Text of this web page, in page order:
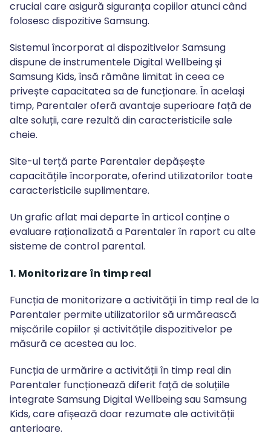
crucial care asigură siguranța copiilor atunci când
folosesc dispozitive Samsung.
Sistemul încorporat al dispozitivelor Samsung
dispune de instrumentele Digital Wellbeing și
Samsung Kids, însă rămâne limitat în ceea ce
privește capacitatea sa de funcționare. În același
timp, Parentaler oferă avantaje superioare față de
alte soluții, care rezultă din caracteristicile sale
cheie.
Site-ul terță parte Parentaler depășește
capacitățile încorporate, oferind utilizatorilor toate
caracteristicile suplimentare.
Un grafic aflat mai departe în articol conține o
evaluare raționalizată a Parentaler în raport cu alte
sisteme de control parental.
1. Monitorizare în timp real
Funcția de monitorizare a activității în timp real de la
Parentaler permite utilizatorilor să urmărească
mișcările copiilor și activitățile dispozitivelor pe
măsură ce acestea au loc.
Funcția de urmărire a activității în timp real din
Parentaler funcționează diferit față de soluțiile
integrate Samsung Digital Wellbeing sau Samsung
Kids, care afișează doar rezumate ale activității
anterioare.